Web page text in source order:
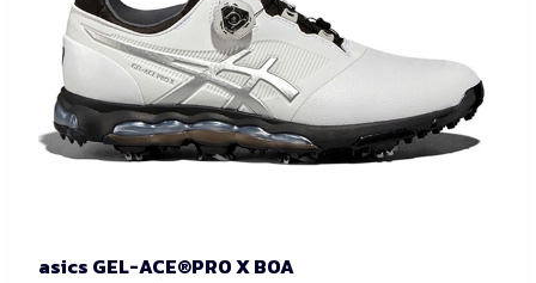
asics GEL-ACE®PRO X BOA